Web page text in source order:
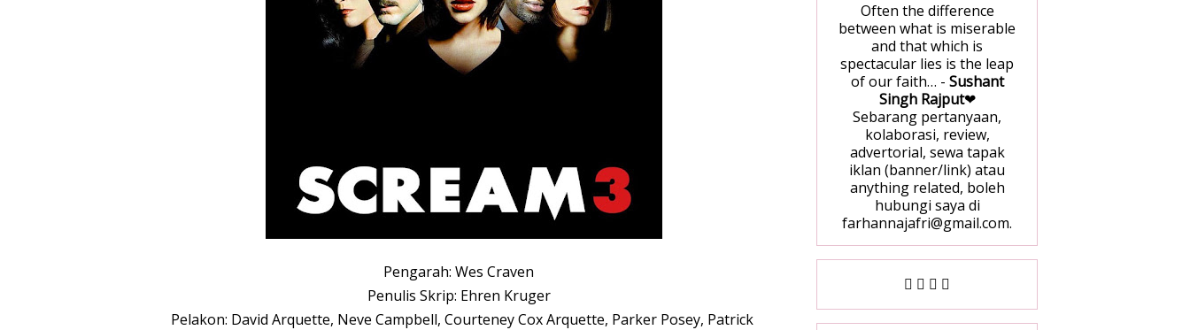
Pengarah: Wes Craven
Penulis Skrip: Ehren Kruger
Pelakon: David Arquette, Neve Campbell, Courteney Cox Arquette, Parker Posey, Patrick
Often the difference
between what is miserable
and that which is
spectacular lies is the leap
of our faith… - Sushant
Singh Rajput❤
Sebarang pertanyaan,
kolaborasi, review,
advertorial, sewa tapak
iklan (banner/link) atau
anything related, boleh
hubungi saya di
farhannajafri@gmail.com.